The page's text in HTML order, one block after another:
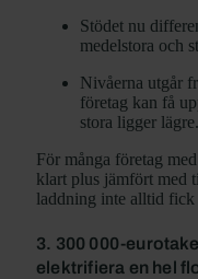
Stödet nu
medelstora och
Nivåerna utgår
företag kan få
stora ligger lägre.
För många företag
klart plus jämfört med
laddning inte alltid
3. 300 000-
elektrifiera en hel